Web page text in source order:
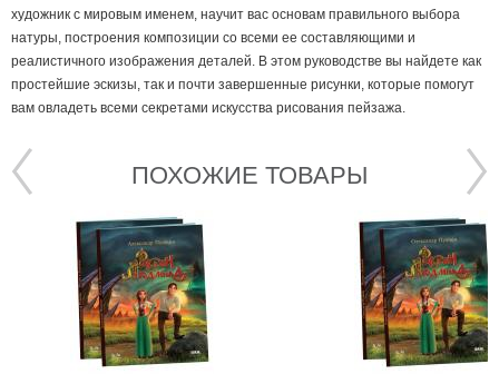
художник с мировым именем, научит вас основам правильного выбора
натуры, построения композиции со всеми ее составляющими и
реалистичного изображения деталей. В этом руководстве вы найдете как
простейшие эскизы, так и почти завершенные рисунки, которые помогут
вам овладеть всеми секретами искусства рисования пейзажа.
ПОХОЖИЕ ТОВАРЫ